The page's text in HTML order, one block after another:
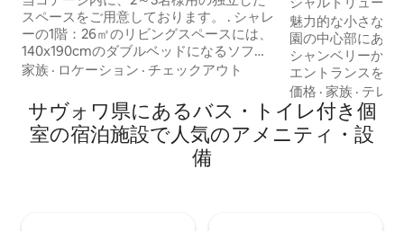
スペースをご用意しております。 . シャレ
ーの1階：26㎡のリビングスペースには、
140x190cmのダブルベッドになるソファ
ベッドがあります。シャワー、洗面台、
ッチン、4人用テーブルのあるダイニング
コーナーがあります。 . ずらした段差の日
本式階段でアクセス可能な中二階：
140/190のダブルベッドがある寝室エリ
ア。低い高さの屋根の下、木製の羽目板
家族 · ロケーション · チェックアウト
な家
魅力的な小さな村
園の中心部にあり
シャンベリーか
エントランスを備
居、本館に隣接。 シャワー付きのダブル
ベッドルーム、リ
ーベッド。2名様
大4名で、1名様1
価格 ·家族 · テレビ
サヴォワ県にあるバス・トイレ付き個
室の宿泊施設で人気のアメニティ・設
備